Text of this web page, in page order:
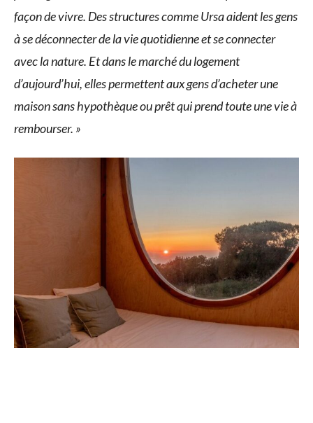
façon de vivre. Des structures comme Ursa aident les gens
à se déconnecter de la vie quotidienne et se connecter
avec la nature. Et dans le marché du logement
d’aujourd’hui, elles permettent aux gens d’acheter une
maison sans hypothèque ou prêt qui prend toute une vie à
rembourser. »